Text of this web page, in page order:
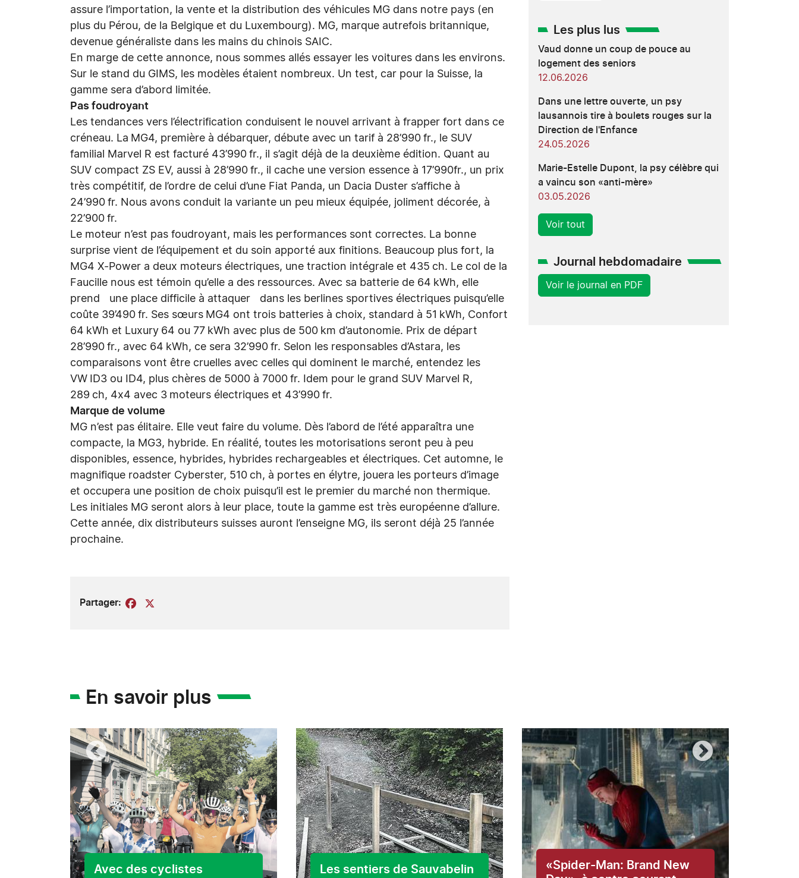
assure l’importation, la vente et la distribution des véhicules MG dans notre pays (en
plus du Pérou, de la Belgique et du Luxembourg). MG, marque autrefois britannique,
devenue généraliste dans les mains du chinois SAIC.
En marge de cette annonce, nous sommes allés essayer les voitures dans les environs.
Sur le stand du GIMS, les modèles étaient nombreux. Un test, car pour la Suisse, la
gamme sera d’abord limitée.
Pas foudroyant
Les tendances vers l’électrification conduisent le nouvel arrivant à frapper fort dans ce
créneau. La MG4, première à débarquer, débute avec un tarif à 28’990 fr., le SUV
familial Marvel R est facturé 43’990 fr., il s’agit déjà de la deuxième édition. Quant au
SUV compact ZS EV, aussi à 28’990 fr., il cache une version essence à 17’990fr., un prix
très compétitif, de l’ordre de celui d’une Fiat Panda, un Dacia Duster s’affiche à
24’990 fr. Nous avons conduit la variante un peu mieux équipée, joliment décorée, à
22’900 fr.
Le moteur n’est pas foudroyant, mais les performances sont correctes. La bonne
surprise vient de l’équipement et du soin apporté aux finitions. Beaucoup plus fort, la
MG4 X-Power a deux moteurs électriques, une traction intégrale et 435 ch. Le col de la
Faucille nous est témoin qu’elle a des ressources. Avec sa batterie de 64 kWh, elle
prend une place difficile à attaquer dans les berlines sportives électriques puisqu’elle
coûte 39’490 fr. Ses sœurs MG4 ont trois batteries à choix, standard à 51 kWh, Confort
64 kWh et Luxury 64 ou 77 kWh avec plus de 500 km d’autonomie. Prix de départ
28’990 fr., avec 64 kWh, ce sera 32’990 fr. Selon les responsables d’Astara, les
comparaisons vont être cruelles avec celles qui dominent le marché, entendez les
VW ID3 ou ID4, plus chères de 5000 à 7000 fr. Idem pour le grand SUV Marvel R,
289 ch, 4x4 avec 3 moteurs électriques et 43’990 fr.
Marque de volume
MG n’est pas élitaire. Elle veut faire du volume. Dès l’abord de l’été apparaîtra une
compacte, la MG3, hybride. En réalité, toutes les motorisations seront peu à peu
disponibles, essence, hybrides, hybrides rechargeables et électriques. Cet automne, le
magnifique roadster Cyberster, 510 ch, à portes en élytre, jouera les porteurs d’image
et occupera une position de choix puisqu’il est le premier du marché non thermique.
Les initiales MG seront alors à leur place, toute la gamme est très européenne d’allure.
Cette année, dix distributeurs suisses auront l’enseigne MG, ils seront déjà 25 l’année
prochaine.
Partager: Facebook
Les plus lus
Vaud donne un coup de pouce au
logement des seniors
12.06.2026
Dans une lettre ouverte, un psy
lausannois tire à boulets rouges sur la
Direction de l'Enfance
24.05.2026
Marie-Estelle Dupont, la psy célèbre qui
a vaincu son «anti-mère»
03.05.2026
Voir tout
Journal hebdomadaire
Voir le journal en PDF
En savoir plus
Avec des cyclistes
Les sentiers de Sauvabelin
«Spider-Man: Brand New